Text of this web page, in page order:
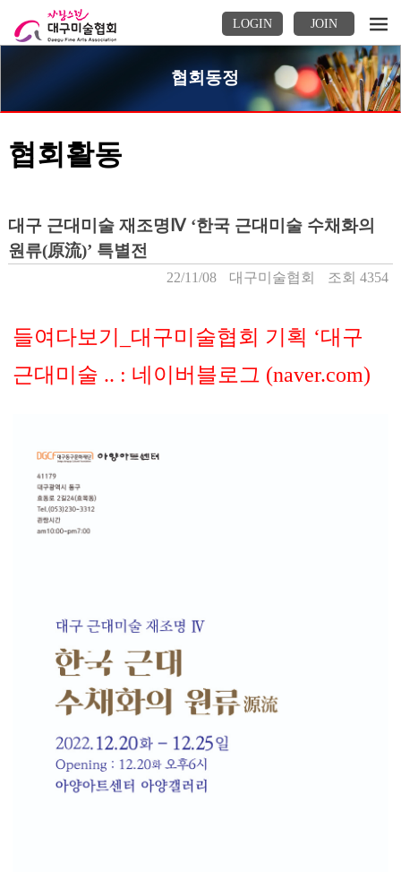
LOGIN JOIN
협회동정
협회활동
대구 근대미술 재조명Ⅳ ‘한국 근대미술 수채화의
원류(原流)’ 특별전
22/11/08 대구미술협회 조회 4354
들여다보기_대구미술협회 기획 ‘대구
근대미술 .. : 네이버블로그 (naver.com)